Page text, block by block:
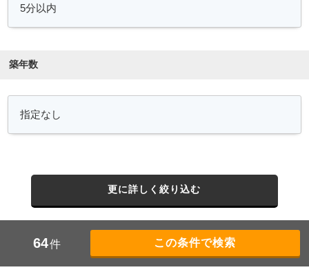
築年数
更に詳しく絞り込む
64件